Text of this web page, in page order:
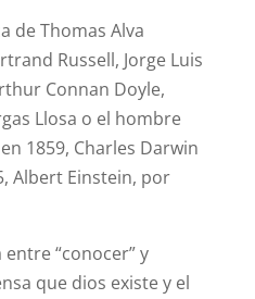
de Thomas Alva
Russell, Jorge Luis
Connan Doyle,
Llosa o el hombre
1859, Charles Darwin
Albert Einstein, por
“conocer” y
que dios existe y el